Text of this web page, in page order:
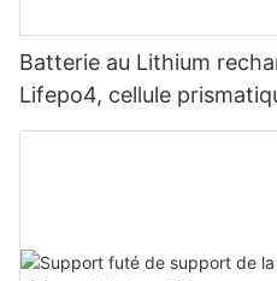
Batterie au Lithium
Lifepo4, cellule